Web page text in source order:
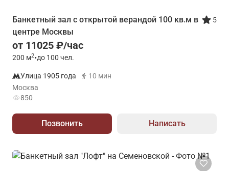
Банкетный зал с oткрытой вeрaндой 100 кв.м в
центре Москвы
от 11025 ₽/час
200 м2•до 100 чел.
5
Улица 1905 года
10 мин
Москва
850
Позвонить Написать